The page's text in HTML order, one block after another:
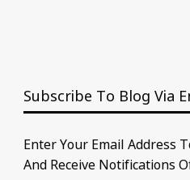
Subscribe To Blog Via
Enter Your Email Address
And Receive Notifications